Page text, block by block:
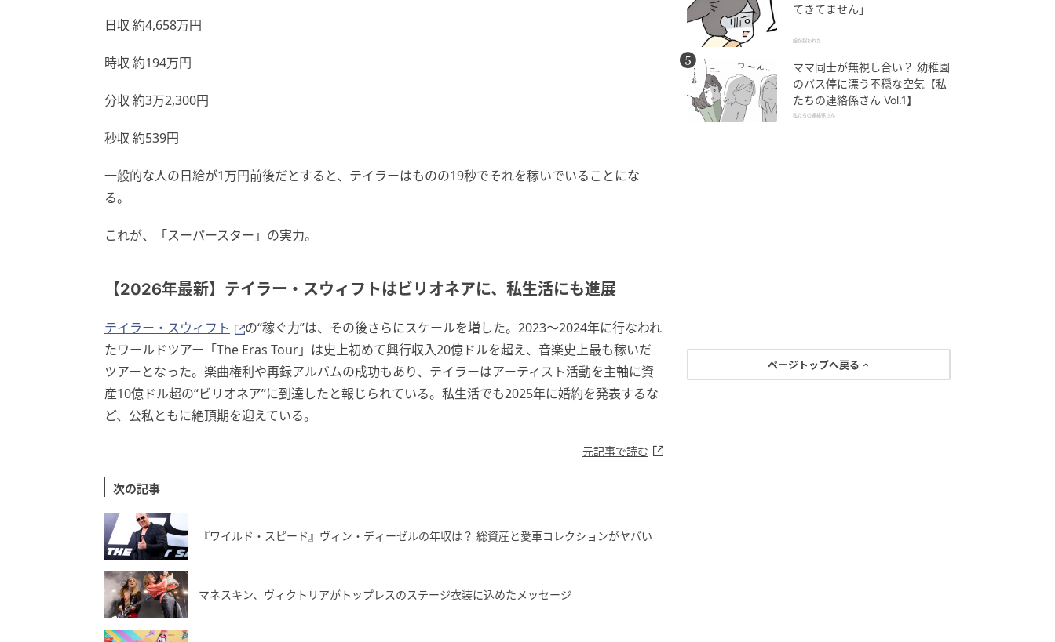
日収 約4,658万円
時収 約194万円
分収 約3万2,300円
秒収 約539円
一般的な人の日給が1万円前後だとすると、テイラーはものの19秒でそれを稼いでいることにな
る。
これが、「スーパースター」の実力。
【2026年最新】テイラー・スウィフトはビリオネアに、私生活にも進展
テイラー・スウィフト
の“稼ぐ力”は、その後さらにスケールを増した。2023〜2024年に行なわれ
たワールドツアー「The Eras Tour」は史上初めて興行収入20億ドルを超え、音楽史上最も稼いだ
ツアーとなった。楽曲権利や再録アルバムの成功もあり、テイラーはアーティスト活動を主軸に資
産10億ドル超の“ビリオネア”に到達したと報じられている。私生活でも2025年に婚約を発表するな
ど、公私ともに絶頂期を迎えている。
元記事で読む
次の記事
『ワイルド・スピード』ヴィン・ディーゼルの年収は？ 総資産と愛車コレクションがヤバい
マネスキン、ヴィクトリアがトップレスのステージ衣装に込めたメッセージ
てきてません」
娘が拐われた
ママ同士が無視し合い？ 幼稚園
のバス停に漂う不穏な空気【私
たちの連絡係さん Vol.1】
私たちの連絡係さん
ページトップへ戻る